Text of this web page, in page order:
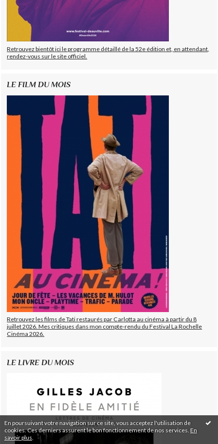
En poursuivant votre navigation sur ce site, vous acceptez l'utilisation de
cookies. Ces derniers assurent le bon fonctionnement de nos services. En
savoir plus
Retrouvez bientôt ici le programme détaillé de la 52e édition et, en attendant,
rendez-vous sur le site officiel.
LE FILM DU MOIS
Retrouvez les films de Tati restaurés par Carlotta au cinéma à partir du 8
juillet 2026. Mes critiques dans mon compte-rendu du Festival La Rochelle
Cinéma 2026.
LE LIVRE DU MOIS